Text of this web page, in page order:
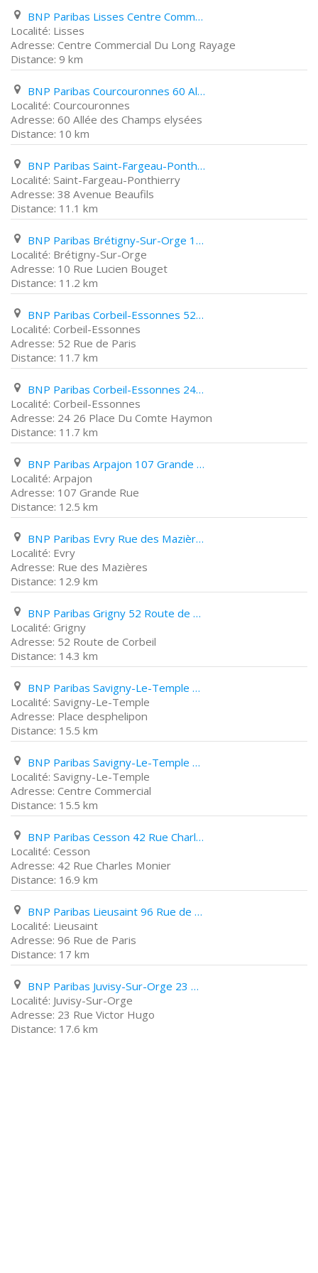
BNP Paribas Lisses Centre Commercial Du Long Rayage
Lisses
Centre Commercial Du Long Rayage
9 km
BNP Paribas Courcouronnes 60 Allée des Champs elysées
Courcouronnes
60 Allée des Champs elysées
10 km
BNP Paribas Saint-Fargeau-Ponthierry 38 Avenue Beaufils
Saint-Fargeau-Ponthierry
38 Avenue Beaufils
11.1 km
BNP Paribas Brétigny-Sur-Orge 10 Rue Lucien Bouget
Brétigny-Sur-Orge
10 Rue Lucien Bouget
11.2 km
BNP Paribas Corbeil-Essonnes 52 Rue de Paris
Corbeil-Essonnes
52 Rue de Paris
11.7 km
BNP Paribas Corbeil-Essonnes 24 26 Place Du Comte Haymon
Corbeil-Essonnes
24 26 Place Du Comte Haymon
11.7 km
BNP Paribas Arpajon 107 Grande Rue
Arpajon
107 Grande Rue
12.5 km
BNP Paribas Evry Rue des Mazières
Evry
Rue des Mazières
12.9 km
BNP Paribas Grigny 52 Route de Corbeil
Grigny
52 Route de Corbeil
14.3 km
BNP Paribas Savigny-Le-Temple Place desphelipon
Savigny-Le-Temple
Place desphelipon
15.5 km
BNP Paribas Savigny-Le-Temple Centre Commercial
Savigny-Le-Temple
Centre Commercial
15.5 km
BNP Paribas Cesson 42 Rue Charles Monier
Cesson
42 Rue Charles Monier
16.9 km
BNP Paribas Lieusaint 96 Rue de Paris
Lieusaint
96 Rue de Paris
17 km
BNP Paribas Juvisy-Sur-Orge 23 Rue Victor Hugo
Juvisy-Sur-Orge
23 Rue Victor Hugo
17.6 km